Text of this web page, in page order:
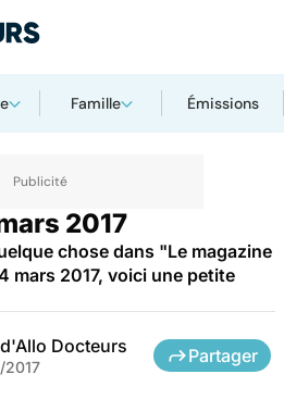
Famille Émissions
2017
chose dans "Le magazine
mars 2017, voici une petite
Docteurs Partager